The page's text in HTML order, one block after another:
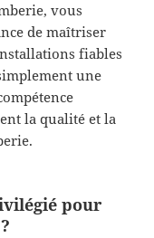
vous
de maîtriser
fiables
une
la qualité et la
pour